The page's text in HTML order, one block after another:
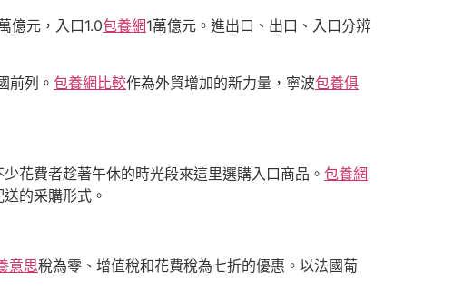
億元，入口1.0包養網1萬億元。進出口、出口、入口分辨
前列。 包養網比較作為外貿增加的新力量，寧波包養俱
花費者趁著午休的時光段來這里選購入口商品。 包養網
送的采購形式。
意思稅為零、增值稅和花費稅為七折的優惠。以法國葡